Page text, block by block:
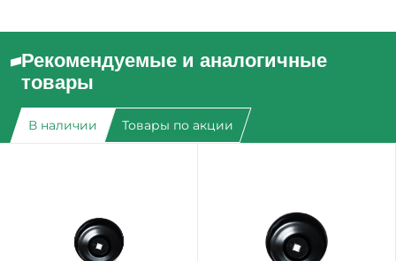
Рекомендуемые и аналогичные
товары
В наличии Товары по акции